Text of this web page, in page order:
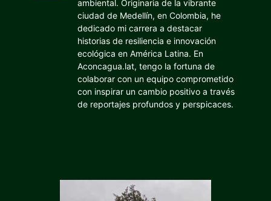
ambiental. Originaria de la vibrante
ciudad de Medellín, en Colombia, he
dedicado mi carrera a destacar
historias de resiliencia e innovación
ecológica en América Latina. En
Aconcagua.lat, tengo la fortuna de
colaborar con un equipo comprometido
con inspirar un cambio positivo a través
de reportajes profundos y perspicaces.